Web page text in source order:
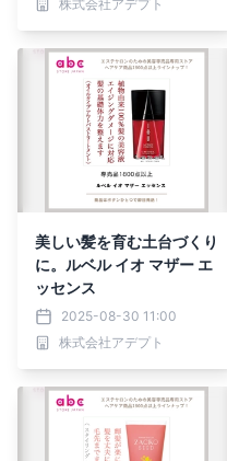
株式会社アデプト
美しい髪を育む土台づくり
に。ルベル イオ マザー エ
ッセンス
2025-08-30 11:00
株式会社アデプト